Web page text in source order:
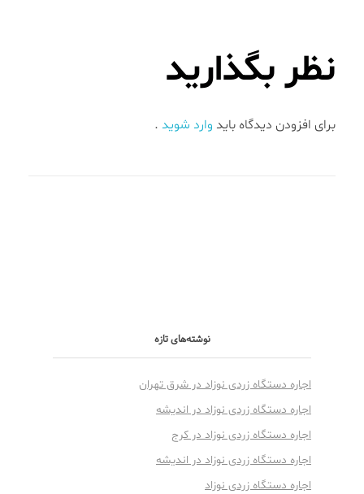
نظر بگذارید
برای افزودن دیدگاه باید وارد شوید .
نوشته‌های تازه
اجاره دستگاه زردی نوزاد در شرق تهران
اجاره دستگاه زردی نوزاد در اندیشه
اجاره دستگاه زردی نوزاد در کرج
اجاره دستگاه زردی نوزاد در اندیشه
اجاره دستگاه زردی نوزاد